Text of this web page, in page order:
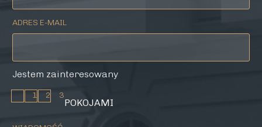
ADRES E-MAIL
Jestem zainteresowany
1 2 3
POKOJAMI